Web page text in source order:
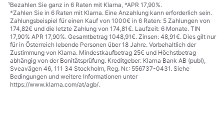
¹Bezahlen Sie ganz in 6 Raten mit Klarna, *APR 17,90%.
*Zahlen Sie in 6 Raten mit Klarna. Eine Anzahlung kann erforderlich sein.
Zahlungsbeispiel für einen Kauf von 1000€ in 6 Raten: 5 Zahlungen von
174,82€ und die letzte Zahlung von 174,81€. Laufzeit: 6 Monate. TIN
17,90% APR 17,90%. Gesamtbetrag 1048,91€. Zinsen: 48,91€. Dies gilt nur
für in Österreich lebende Personen über 18 Jahre. Vorbehaltlich der
Zustimmung von Klarna. Mindestkaufbetrag 25€ und Höchstbetrag
abhängig von der Bonitätsprüfung. Kreditgeber: Klarna Bank AB (publ),
Sveavägen 46, 111 34 Stockholm, Reg. Nr.: 556737-0431. Siehe
Bedingungen und weitere Informationen unter
https://www.klarna.com/at/agb/.